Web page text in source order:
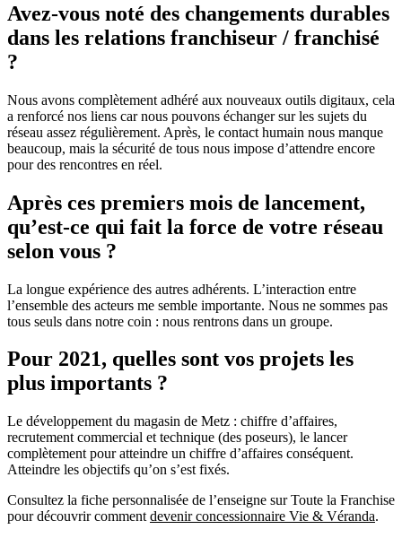
Avez-vous noté des changements durables
dans les relations franchiseur / franchisé
?
Nous avons complètement adhéré aux nouveaux outils digitaux, cela
a renforcé nos liens car nous pouvons échanger sur les sujets du
réseau assez régulièrement. Après, le contact humain nous manque
beaucoup, mais la sécurité de tous nous impose d’attendre encore
pour des rencontres en réel.
Après ces premiers mois de lancement,
qu’est-ce qui fait la force de votre réseau
selon vous ?
La longue expérience des autres adhérents. L’interaction entre
l’ensemble des acteurs me semble importante. Nous ne sommes pas
tous seuls dans notre coin : nous rentrons dans un groupe.
Pour 2021, quelles sont vos projets les
plus importants ?
Le développement du magasin de Metz : chiffre d’affaires,
recrutement commercial et technique (des poseurs), le lancer
complètement pour atteindre un chiffre d’affaires conséquent.
Atteindre les objectifs qu’on s’est fixés.
Consultez la fiche personnalisée de l’enseigne sur Toute la Franchise
pour découvrir comment devenir concessionnaire Vie & Véranda.